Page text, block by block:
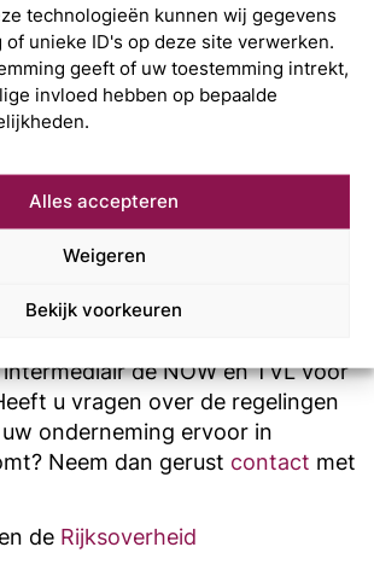
technologieën kunnen wij gegevens
unieke ID's op deze site verwerken.
geeft of uw toestemming intrekt,
invloed hebben op bepaalde
Alles accepteren
Weigeren
Bekijk voorkeuren
50% bedragen, dit
kan oplopen tot 70% bij
van 100%.
eerste tijdvak is aan te vragen tot
naar verwachting begin februari
de NOW en TVL voor
u vragen over de regelingen
onderneming ervoor in
Neem dan gerust contact met
en de Rijksoverheid